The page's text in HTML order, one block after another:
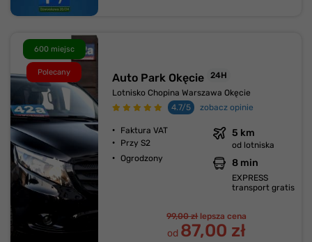
600 miejsc
Polecany Auto Park Okęcie
24H
Lotnisko Chopina Warszawa Okęcie
4.7/5
zobacz opinie
Faktura VAT
Przy S2
Ogrodzony
5 km
od lotniska
8 min
EXPRESS
transport gratis
99,00 zł lepsza cena
od 87,00 zł